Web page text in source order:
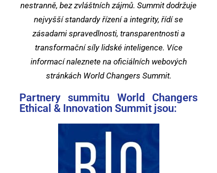
nestranně, bez zvláštních zájmů. Summit dodržuje
nejvyšší standardy řízení a integrity, řídí se
zásadami spravedlnosti, transparentnosti a
transformační síly lidské inteligence. Více
informací naleznete na oficiálních webových
stránkách World Changers Summit.
Partnery summitu World Changers
Ethical & Innovation Summit jsou: